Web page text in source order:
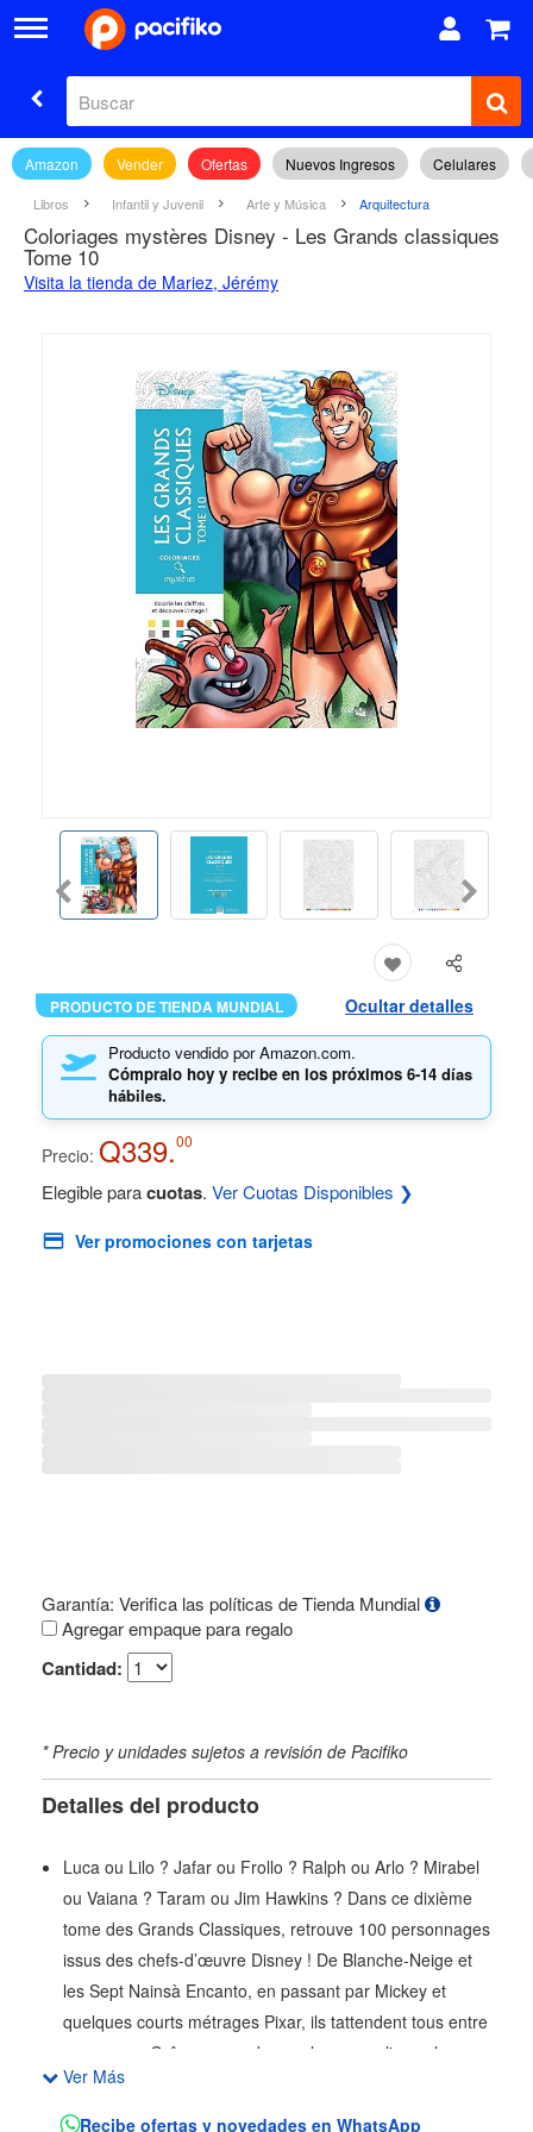
Amazon Vender Ofertas Nuevos Ingresos Celulares
Libros Infantil y Juvenil Arte y Música Arquitectura
Coloriages mystères Disney - Les Grands classiques
Tome 10
Visita la tienda de Mariez, Jérémy
PRODUCTO DE TIENDA MUNDIAL Ocultar detalles
Producto vendido por Amazon.com.
Cómpralo hoy y recibe en los próximos 6-14 días
hábiles.
Precio: Q339.00
Elegible paracuotas. Ver Cuotas Disponibles ❯
Ver promociones con tarjetas
Garantía: Verifica las políticas de Tienda Mundial
Agregar empaque para regalo
Cantidad:
* Precio y unidades sujetos a revisión de Pacifiko
Detalles del producto
Luca ou Lilo ? Jafar ou Frollo ? Ralph ou Arlo ? Mirabel
ou Vaiana ? Taram ou Jim Hawkins ? Dans ce dixième
tome des Grands Classiques, retrouve 100 personnages
issus des chefs-d’œuvre Disney ! De Blanche-Neige et
les Sept Nainsà Encanto, en passant par Mickey et
quelques courts métrages Pixar, ils tattendent tous entre
ces pages. Grâce aux codes couleurs, applique chaque
nuance dans la zone correspondante et révèle la scène
représentée. Colorie les chiffres et découvre limage ! 1 -
Ver Más
Recibe ofertas y novedades en WhatsApp